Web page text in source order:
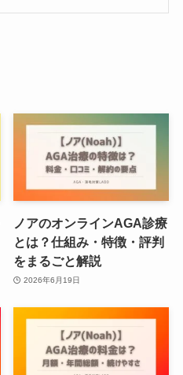
ノアのオンラインAGA診療
とは？仕組み・特徴・評判
をまるごと解説
2026年6月19日